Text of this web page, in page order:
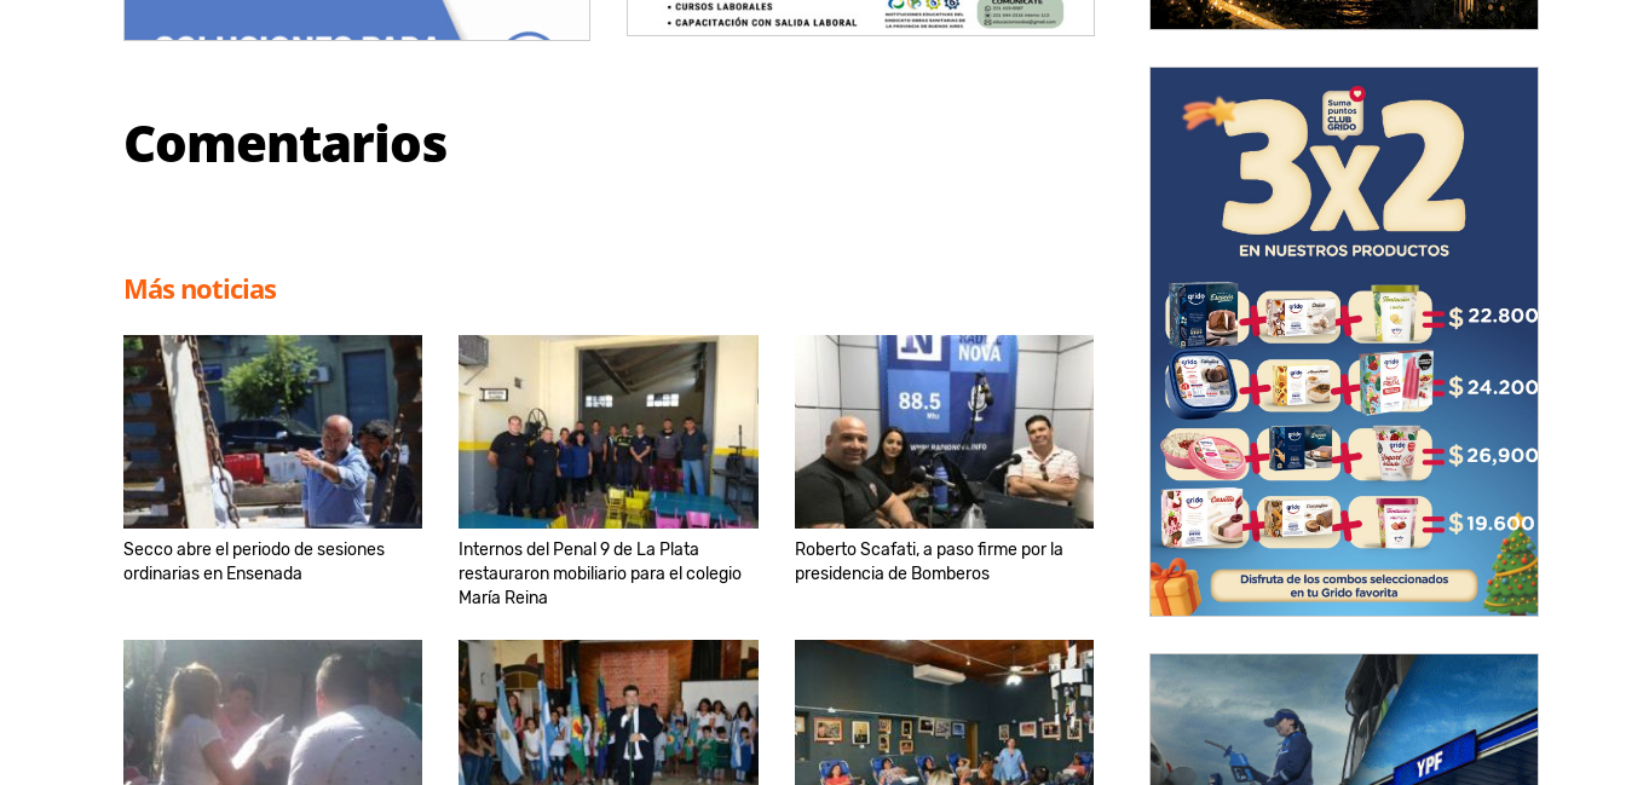
Comentarios
Más noticias
Secco abre el periodo de sesiones
ordinarias en Ensenada
Internos del Penal 9 de La Plata
restauraron mobiliario para el colegio
María Reina
Roberto Scafati, a paso firme por la
presidencia de Bomberos